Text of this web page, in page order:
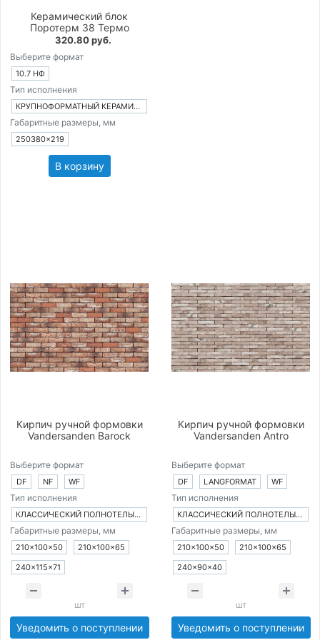
Керамический блок
Поротерм 38 Термо
320.80 руб.
Выберите формат
10.7 НФ
Тип исполнения
КРУПНОФОРМАТНЫЙ КЕРАМИЧЕСКИЙ БЛОК
Габаритные размеры, мм
250380×219
В корзину
Кирпич ручной формовки
Vandersanden Barock
Выберите формат
DF NF WF
Тип исполнения
КЛАССИЧЕСКИЙ ПОЛНОТЕЛЫЙ КИРПИЧ
Габаритные размеры, мм
210×100×50
210×100×65
240×115×71
шт
Уведомить о поступлении
Кирпич ручной формовки
Vandersanden Antro
Выберите формат
DF LANGFORMAT WF
Тип исполнения
КЛАССИЧЕСКИЙ ПОЛНОТЕЛЫЙ КИРПИЧ
Габаритные размеры, мм
210×100×50
210×100×65
240×90×40
шт
Уведомить о поступлении